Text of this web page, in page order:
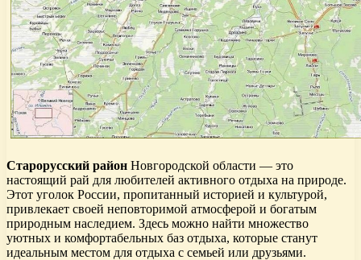
Старорусский район Новгородской области — это
настоящий рай для любителей активного отдыха на природе.
Этот уголок России, пропитанный историей и культурой,
привлекает своей неповторимой атмосферой и богатым
природным наследием. Здесь можно найти множество
уютных и комфортабельных баз отдыха, которые станут
идеальным местом для отдыха с семьей или друзьями.